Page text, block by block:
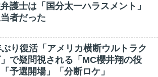
護士は「国分太一ハラスメント」
者だった
り復活「アメリカ横断ウルトラク
で疑問視される「MC櫻井翔の役
予選開場」「分断ロケ」